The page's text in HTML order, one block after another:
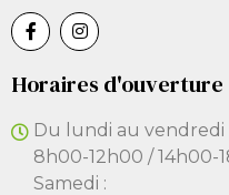
Horaires d'ouverture
Du lundi au vendredi
8h00-12h00 / 14h00-
Samedi :